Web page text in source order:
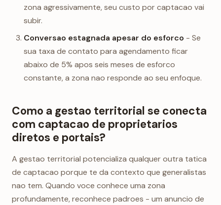
zona agressivamente, seu custo por captacao vai
subir.
Conversao estagnada apesar do esforco - Se
sua taxa de contato para agendamento ficar
abaixo de 5% apos seis meses de esforco
constante, a zona nao responde ao seu enfoque.
Como a gestao territorial se conecta
com captacao de proprietarios
diretos e portais?
A gestao territorial potencializa qualquer outra tatica
de captacao porque te da contexto que generalistas
nao tem. Quando voce conhece uma zona
profundamente, reconhece padroes - um anuncio de